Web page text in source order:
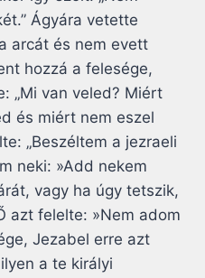
Ágyára vetette
arcát és nem evett
hozzá a felesége,
„Mi van veled? Miért
és miért nem eszel
„Beszéltem a jezraeli
neki: »Add nekem
vagy ha úgy tetszik,
azt felelte: »Nem adom
Jezabel erre azt
a te királyi